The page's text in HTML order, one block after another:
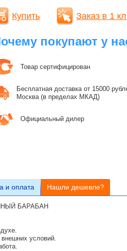
Купить Заказ в 1
покупают у
Товар сертифицирован
Бесплатная доставка от 15000
Москва (в пределах МКАД)
Официальный дилер
и оплата Нашли дешевле?
БАРАБАН
условий.